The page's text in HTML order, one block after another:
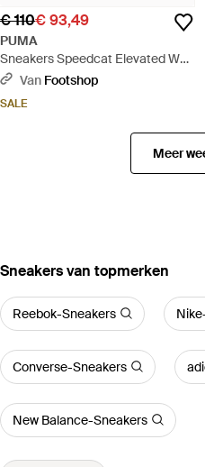
€ 110€ 93,49
PUMA
Sneakers Speedcat Elevated Wns
Ice Coffee/ Alpine Snow Eur -
Van Footshop
SALE
Meer
‪Sneakers‬ van topmerken
Reebok-Sneakers
Converse-Sneakers
New Balance-Sneakers